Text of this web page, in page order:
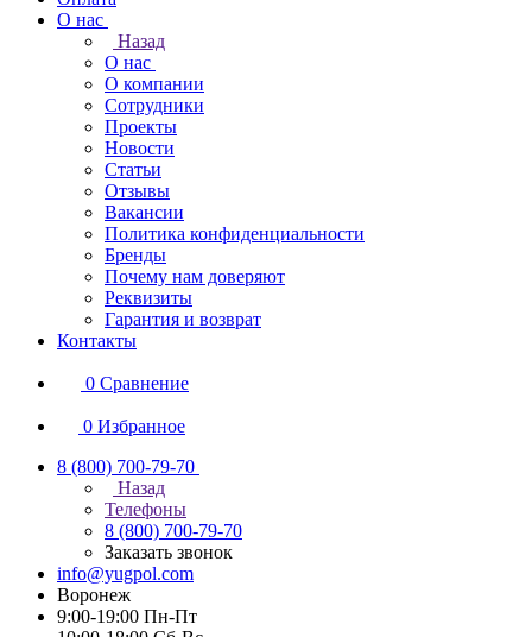
О нас
Назад
О нас
О компании
Сотрудники
Проекты
Новости
Статьи
Отзывы
Вакансии
Политика конфиденциальности
Бренды
Почему нам доверяют
Реквизиты
Гарантия и возврат
Контакты
0 Сравнение
0 Избранное
8 (800) 700-79-70
Назад
Телефоны
8 (800) 700-79-70
Заказать звонок
info@yugpol.com
Воронеж
9:00-19:00 Пн-Пт